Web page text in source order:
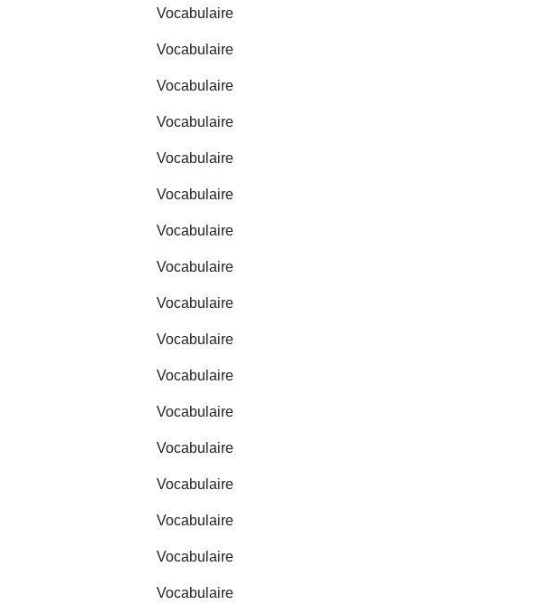
Vocabulaire
Vocabulaire
Vocabulaire
Vocabulaire
Vocabulaire
Vocabulaire
Vocabulaire
Vocabulaire
Vocabulaire
Vocabulaire
Vocabulaire
Vocabulaire
Vocabulaire
Vocabulaire
Vocabulaire
Vocabulaire
Vocabulaire